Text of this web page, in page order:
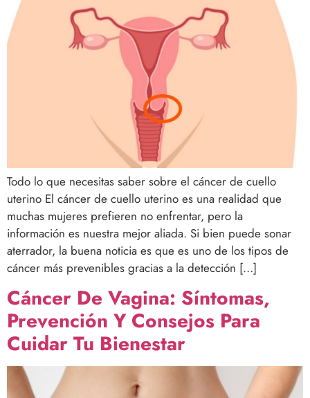
Todo lo que necesitas saber sobre el cáncer de cuello
uterino El cáncer de cuello uterino es una realidad que
muchas mujeres prefieren no enfrentar, pero la
información es nuestra mejor aliada. Si bien puede sonar
aterrador, la buena noticia es que es uno de los tipos de
cáncer más prevenibles gracias a la detección […]
Cáncer De Vagina: Síntomas,
Prevención Y Consejos Para
Cuidar Tu Bienestar